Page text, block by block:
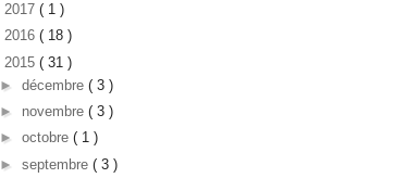
2017 ( 1 )
2016 ( 18 )
2015 ( 31 )
► décembre ( 3 )
► novembre ( 3 )
► octobre ( 1 )
► septembre ( 3 )